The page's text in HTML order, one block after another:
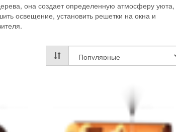
она создает определенную атмосферу уюта,
освещение, установить решетки на окна и